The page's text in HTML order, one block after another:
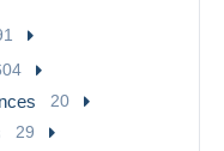
20
29